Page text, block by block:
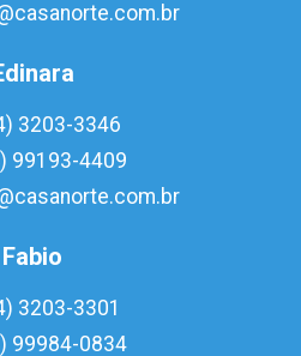
3203-3346
99193-4409
Fabio
3203-3301
99984-0834